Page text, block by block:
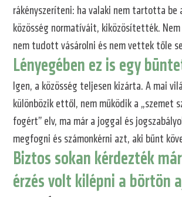
rákényszeríteni: ha valaki nem tartotta be
közösség normatíváit, kiközösítették.
nem tudott vásárolni és nem vettek tőle
Lényegében ez is egy
Igen, a közösség teljesen kizárta. A mai
különbözik ettől, nem működik a „szemet
fogért” elv, ma már a joggal és
megfogni és számonkérni azt, aki bűnt
Biztos sokan kérdezték
érzés volt kilépni a börtön